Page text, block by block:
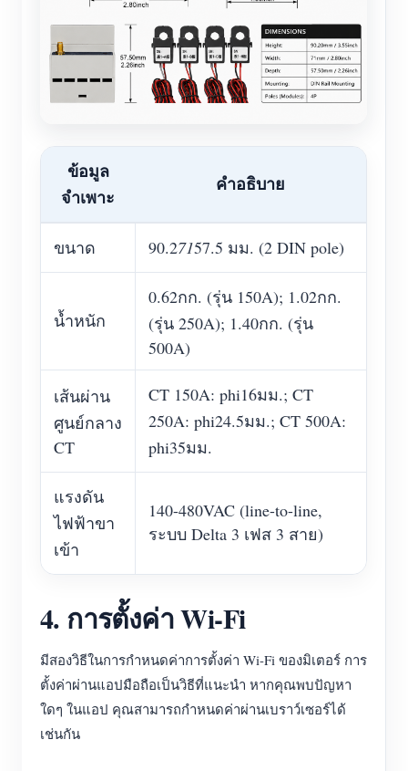
ข้อมูล
จำเพาะ
คำอธิบาย
ขนาด 90.27157.5 มม. (2 DIN pole)
น้ำหนัก
0.62กก. (รุ่น 150A); 1.02กก.
(รุ่น 250A); 1.40กก. (รุ่น
500A)
เส้นผ่าน
ศูนย์กลาง
CT
CT 150A: phi16มม.; CT
250A: phi24.5มม.; CT 500A:
phi35มม.
แรงดัน
ไฟฟ้าขา
เข้า
140-480VAC (line-to-line,
ระบบ Delta 3 เฟส 3 สาย)
4. การตั้งค่า Wi-Fi
มีสองวิธีในการกำหนดค่าการตั้งค่า Wi-Fi ของมิเตอร์ การ
ตั้งค่าผ่านแอปมือถือเป็นวิธีที่แนะนำ หากคุณพบปัญหา
ใดๆ ในแอป คุณสามารถกำหนดค่าผ่านเบราว์เซอร์ได้
เช่นกัน